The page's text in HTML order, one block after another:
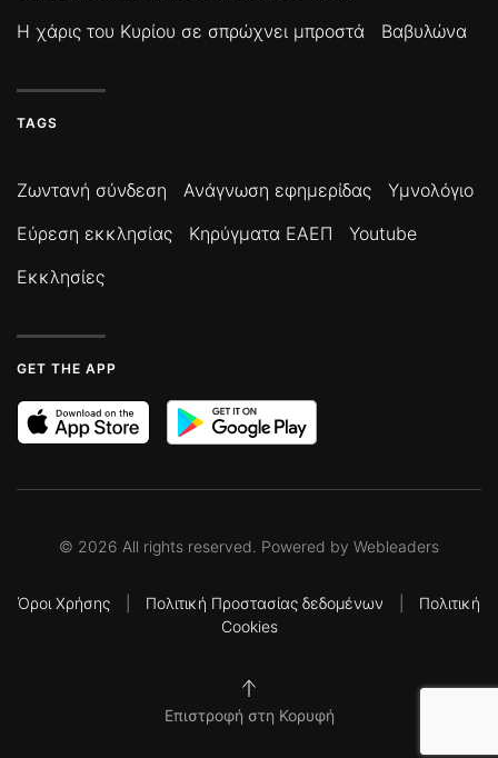
Η χάρις του Κυρίου σε σπρώχνει μπροστά
Βαβυλώνα
TAGS
Ζωντανή σύνδεση Ανάγνωση εφημερίδας
Υμνολόγιο
Εύρεση εκκλησίας
Κηρύγματα ΕΑΕΠ
Youtube
Εκκλησίες
GET THE APP
© 2026 All rights reserved. Powered by Webleaders
Όροι Χρήσης Πολιτική Προστασίας δεδομένων
Πολιτική
Cookies
Επιστροφή στη Κορυφή